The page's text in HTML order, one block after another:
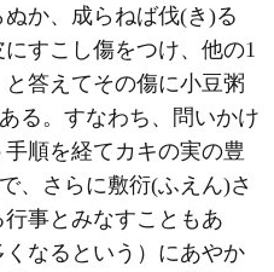
か、成らねば伐(き)る
すこし傷をつけ、他の1
答えてその傷に小豆粥
る。すなわち、問いかけ
順を経てカキの実の豊
、さらに敷衍(ふえん)さ
事とみなすこともあ
なるという）にあやか